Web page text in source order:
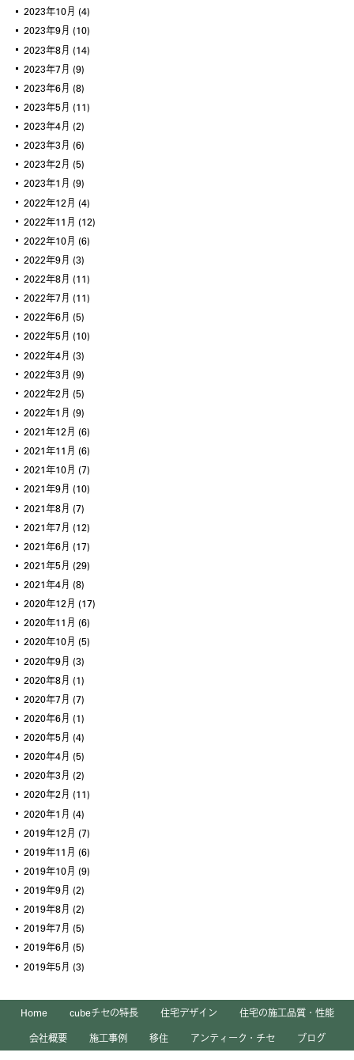
2023年10月 (4)
2023年9月 (10)
2023年8月 (14)
2023年7月 (9)
2023年6月 (8)
2023年5月 (11)
2023年4月 (2)
2023年3月 (6)
2023年2月 (5)
2023年1月 (9)
2022年12月 (4)
2022年11月 (12)
2022年10月 (6)
2022年9月 (3)
2022年8月 (11)
2022年7月 (11)
2022年6月 (5)
2022年5月 (10)
2022年4月 (3)
2022年3月 (9)
2022年2月 (5)
2022年1月 (9)
2021年12月 (6)
2021年11月 (6)
2021年10月 (7)
2021年9月 (10)
2021年8月 (7)
2021年7月 (12)
2021年6月 (17)
2021年5月 (29)
2021年4月 (8)
2020年12月 (17)
2020年11月 (6)
2020年10月 (5)
2020年9月 (3)
2020年8月 (1)
2020年7月 (7)
2020年6月 (1)
2020年5月 (4)
2020年4月 (5)
2020年3月 (2)
2020年2月 (11)
2020年1月 (4)
2019年12月 (7)
2019年11月 (6)
2019年10月 (9)
2019年9月 (2)
2019年8月 (2)
2019年7月 (5)
2019年6月 (5)
2019年5月 (3)
Home cubeチセの特長 住宅デザイン
住宅の施工品質・性能
会社概要
施工事例 移住 アンティーク・チセ ブログ